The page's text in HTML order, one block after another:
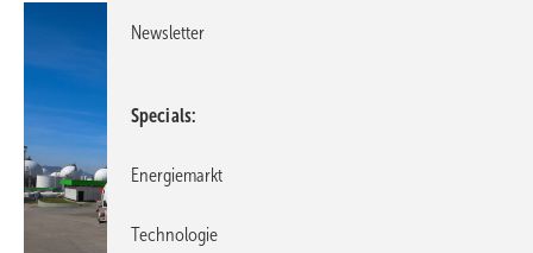
Newsletter
Specials
Energiemarkt
Technologie